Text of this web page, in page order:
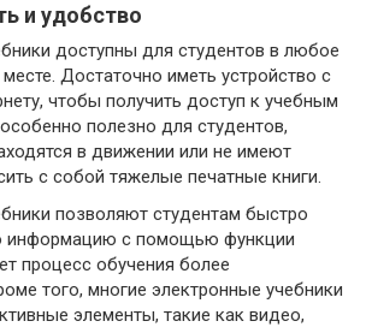
и удобство
доступны для студентов в любое
Достаточно иметь устройство с
чтобы получить доступ к учебным
полезно для студентов,
в движении или не имеют
с собой тяжелые печатные книги.
позволяют студентам быстро
информацию с помощью функции
процесс обучения более
того, многие электронные учебники
элементы, такие как видео,